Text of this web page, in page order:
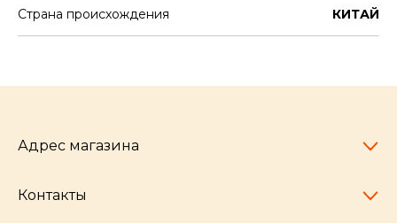
Страна происхождения КИТАЙ
Адрес магазина
Челябинск,
Контакты